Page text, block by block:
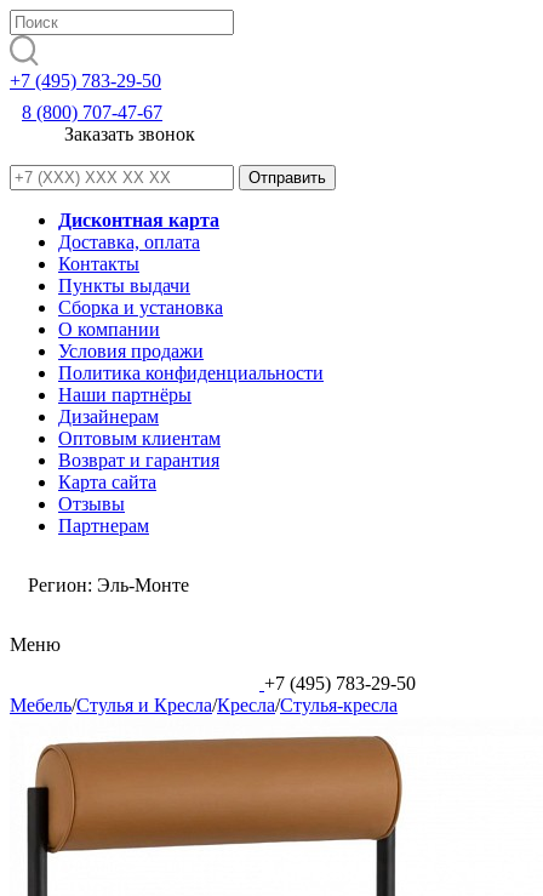
+7 (495) 783-29-50
8 (800) 707-47-67
Заказать звонок
Дисконтная карта
Доставка, оплата
Контакты
Пункты выдачи
Сборка и установка
О компании
Условия продажи
Политика конфиденциальности
Наши партнёры
Дизайнерам
Оптовым клиентам
Возврат и гарантия
Карта сайта
Отзывы
Партнерам
Регион: Эль-Монте
Меню
+7 (495) 783-29-50
Мебель/Стулья и Кресла/Кресла/Стулья-кресла